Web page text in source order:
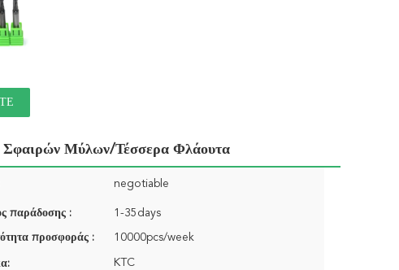
Σφαιρών Μύλων/τέσσερα Φλάουτα
negotiable
παράδοσης : 1-35days
προσφοράς : 10000pcs/week
KTC